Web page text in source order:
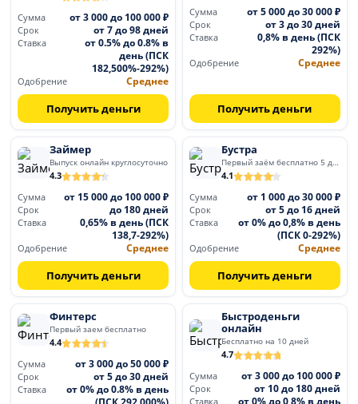
Сумма
от 3 000 до 100 000 ₽
Срок от 7 до 98 дней
Ставка
от 0.5% до 0.8% в
день (ПСК
182,500%-292%)
Одобрение Среднее
Получить деньги
Сумма от 5 000 до 30 000 ₽
Срок от 3 до 30 дней
Ставка
0,8% в день (ПСК
292%)
Одобрение Среднее
Получить деньги
Займер
Выпуск онлайн круглосуточно
4.3
Сумма
от 15 000 до 100 000 ₽
Срок до 180 дней
Ставка
0,65% в день (ПСК
138,7-292%)
Одобрение Среднее
Получить деньги
Бустра
Первый заём бесплатно 5 дней
4.1
Сумма
от 1 000 до 30 000 ₽
Срок от 5 до 16 дней
Ставка
от 0% до 0,8% в день
(ПСК 0-292%)
Одобрение Среднее
Получить деньги
Финтерс
Первый заем бесплатно
4.4
Сумма
от 3 000 до 50 000 ₽
Срок от 5 до 30 дней
Ставка
от 0% до 0.8% в день
Быстроденьги
онлайн
Бесплатно на 10 дней
4.7
Сумма
от 3 000 до 100 000 ₽
Срок от 10 до 180 дней
Ставка
от 0% до 0,8% в день